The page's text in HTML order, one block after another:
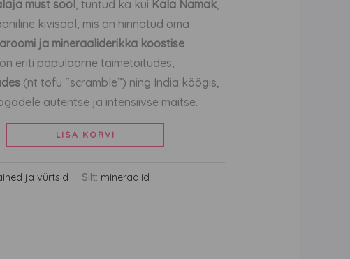
must sool , tuntud ka kui Kala Namak,
kivisool, mis on hinnatud oma
ja mineraaliderikka koostise
eriti populaarne taimetoitudes,
(nt tofu “scramble”) ning India köögis,
autentse ja intensiivse maitse.
LISA KORVI
ja vürtsid Silt: mineraalid